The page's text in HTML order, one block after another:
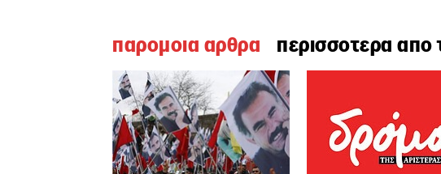
παρομοια αρθρα περισσοτερα απο